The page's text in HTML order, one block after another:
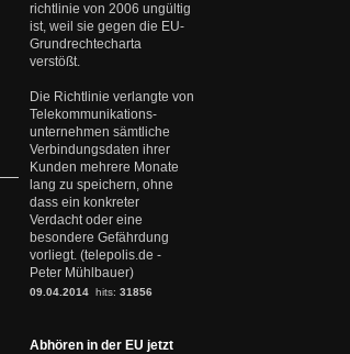
richtlinie von 2006 ungültig
ist, weil sie gegen die EU-
Grundrechtecharta
verstößt.
Die Richtlinie verlangte von
Telekommunikations-
unternehmen sämtliche
Verbindungsdaten ihrer
Kunden mehrere Monate
lang zu speichern, ohne
dass ein konkreter
Verdacht oder eine
besondere Gefährdung
vorliegt. (telepolis.de -
Peter Mühlbauer)
09.04.2014 hits: 31856
Abhören in der EU jetzt